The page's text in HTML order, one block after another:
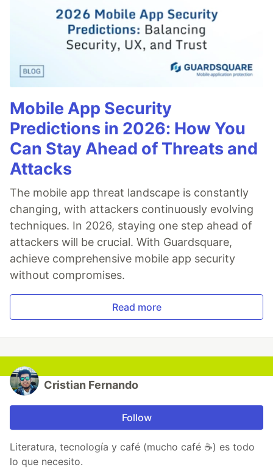
Mobile App Security
Predictions in 2026: How You
Can Stay Ahead of Threats and
Attacks
The mobile app threat landscape is constantly
changing, with attackers continuously evolving
techniques. In 2026, staying one step ahead of
attackers will be crucial. With Guardsquare,
achieve comprehensive mobile app security
without compromises.
Read more
Cristian Fernando
Follow
Literatura, tecnología y café (mucho café ☕) es todo
lo que necesito.